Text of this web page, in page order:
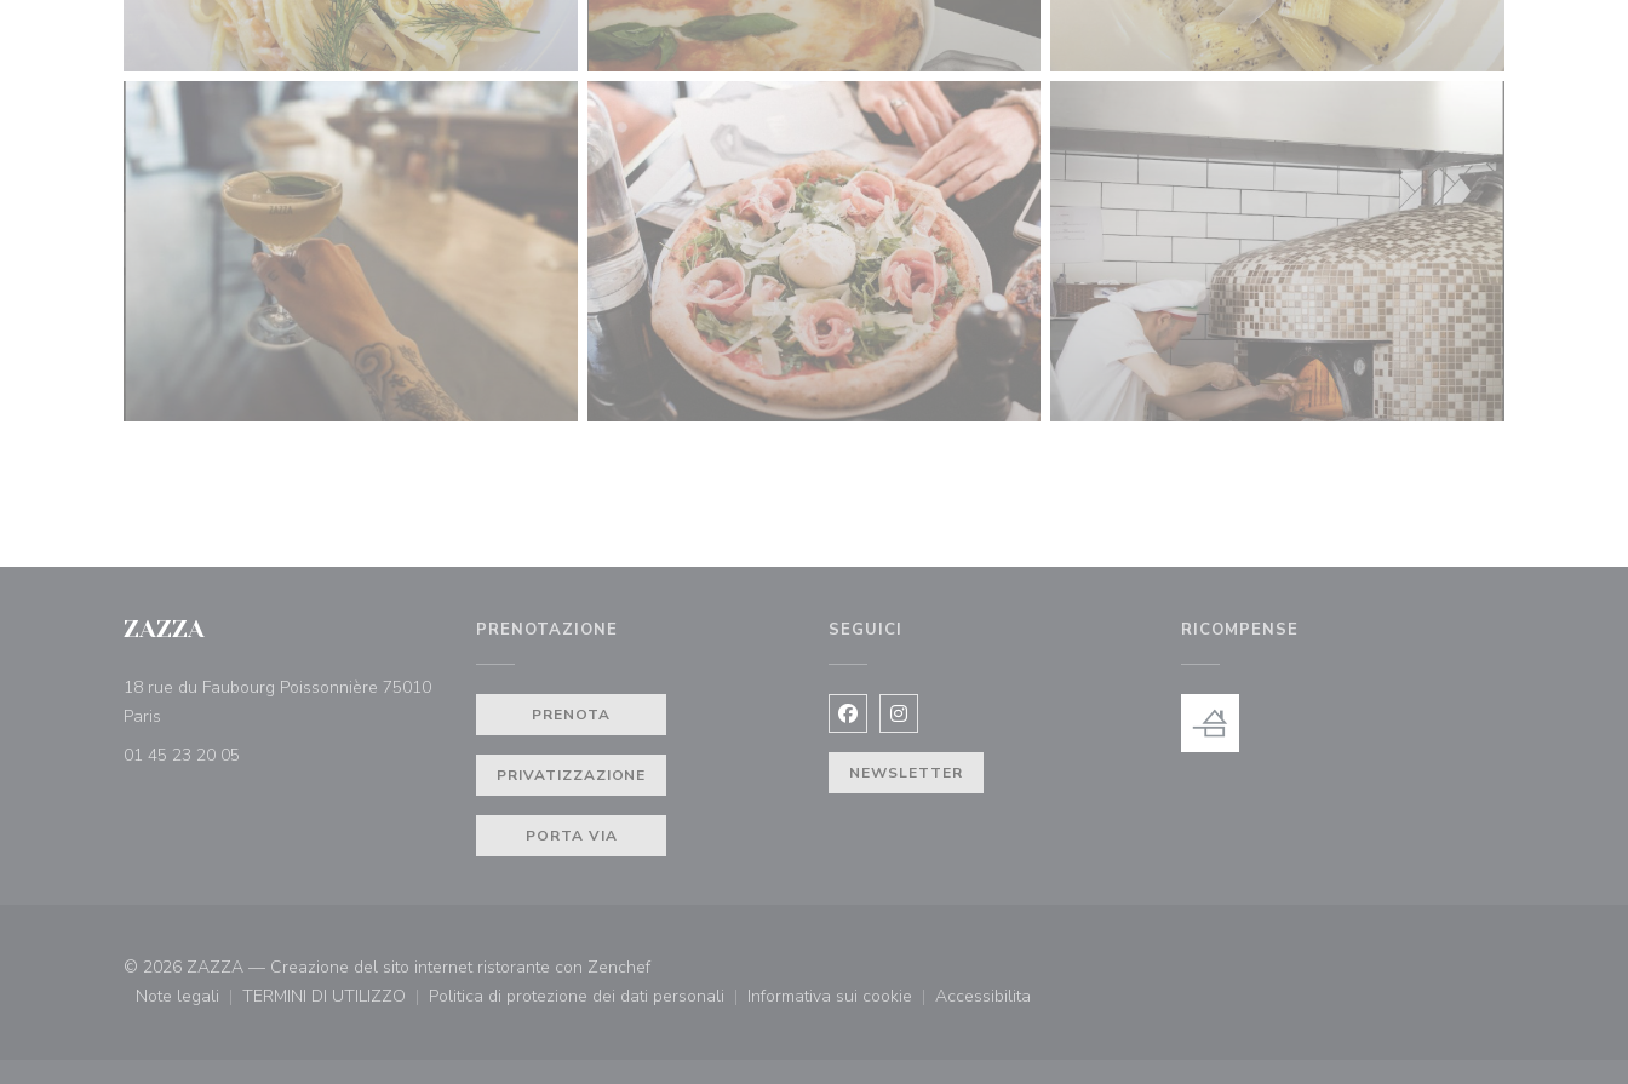
ZAZZA
18 rue du Faubourg Poissonnière 75010
Paris
01 45 23 20 05
PRENOTAZIONE
PRENOTA
PRIVATIZZAZIONE
PORTA VIA
SEGUICI
Facebook ((apre una nuova finestra))
Instagram ((apre una nuova finestra))
NEWSLETTER
RICOMPENSE
© 2026 ZAZZA — Creazione del sito internet ristorante con Zenchef((apre una nuova finestra))
Note legali
((apre una nuova finestra))
TERMINI DI UTILIZZO
((apre una nuova finestra))
Politica di protezione dei dati personali
((apre una nuova finestra))
Informativa sui cookie
((apre una nuova finestra))
Accessibilita
((apre una nuova finestra))